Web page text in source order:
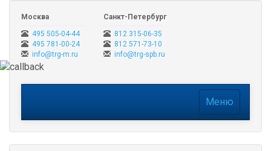
Москва
495 505-04-44
495 781-00-24
info@trg-m.ru
Санкт-Петербург
812 315-06-35
812 571-73-10
info@trg-spb.ru
Меню